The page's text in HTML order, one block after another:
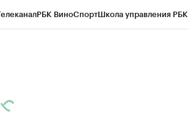
РБК ВиноСпортШкола управления РБК